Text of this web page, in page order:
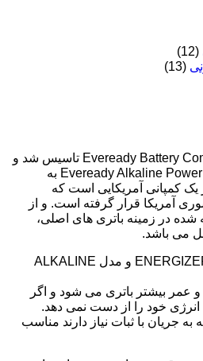
(12)
(13)
کمپانی انرجایزر با نام Eveready Battery Company تاسیس شد و
در سال 1980 نام آن از Eveready Alkaline Power Cell به
یک کمپانی آمریکایی است که
آمریکا قرار گرفته است. و از
شده در زمینه باتری های اصلی،
می باشد.
این باتری نیم قلمی از برند ENERGIZER و مدل ALKALINE
و عمر بیشتر باتری می شود و اگر
انرژی خود را از دست نمی دهد.
جریان با ثبات نیاز دارند مناسب